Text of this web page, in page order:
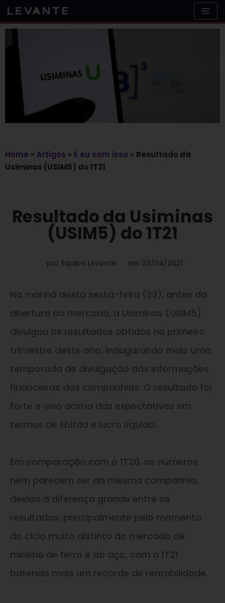
Skip
to
Home » Artigos » E eu com isso » Resultado da
Usiminas (USIM5) do 1T21
Resultado da Usiminas
(USIM5) do 1T21
por Equipe Levante em 23/04/2021
Na manhã desta sexta-feira (23), antes da
abertura do mercado, a Usiminas (USIM5)
divulgou os resultados obtidos no primeiro
trimestre deste ano, inaugurando mais uma
temporada de divulgação das informações
financeiras das companhias. O resultado foi
forte e veio acima das expectativas em
termos de Ebitda e lucro líquido.
Em comparação com o 1T20, os números
nem parecem ser da mesma companhia,
devido à diferença grande entre os
resultados, principalmente pelo momento
do ciclo muito distinto do mercado de
minério de ferro e do aço, com o 1T21
batendo mais um recorde de rentabilidade.